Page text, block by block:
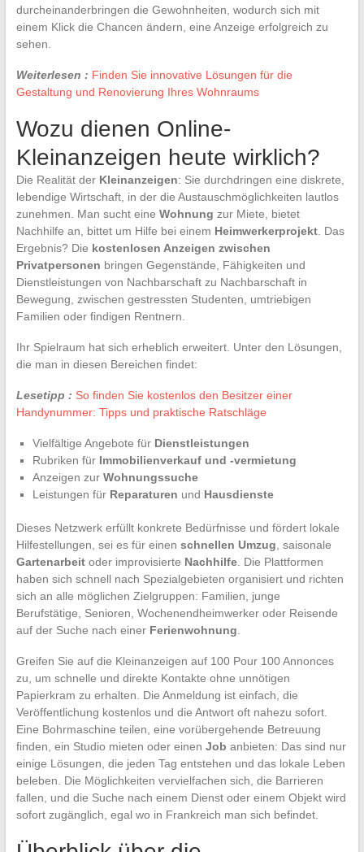
durcheinanderbringen die Gewohnheiten, wodurch sich mit
einem Klick die Chancen ändern, eine Anzeige erfolgreich zu
sehen.
Weiterlesen : Finden Sie innovative Lösungen für die
Gestaltung und Renovierung Ihres Wohnraums
Wozu dienen Online-
Kleinanzeigen heute wirklich?
Die Realität der Kleinanzeigen: Sie durchdringen eine diskrete,
lebendige Wirtschaft, in der die Austauschmöglichkeiten lautlos
zunehmen. Man sucht eine Wohnung zur Miete, bietet
Nachhilfe an, bittet um Hilfe bei einem Heimwerkerprojekt. Das
Ergebnis? Die kostenlosen Anzeigen zwischen
Privatpersonen bringen Gegenstände, Fähigkeiten und
Dienstleistungen von Nachbarschaft zu Nachbarschaft in
Bewegung, zwischen gestressten Studenten, umtriebigen
Familien oder findigen Rentnern.
Ihr Spielraum hat sich erheblich erweitert. Unter den Lösungen,
die man in diesen Bereichen findet:
Lesetipp : So finden Sie kostenlos den Besitzer einer
Handynummer: Tipps und praktische Ratschläge
Vielfältige Angebote für Dienstleistungen
Rubriken für Immobilienverkauf und -vermietung
Anzeigen zur Wohnungssuche
Leistungen für Reparaturen und Hausdienste
Dieses Netzwerk erfüllt konkrete Bedürfnisse und fördert lokale
Hilfestellungen, sei es für einen schnellen Umzug , saisonale
Gartenarbeitoder improvisierte Nachhilfe. Die Plattformen
haben sich schnell nach Spezialgebieten organisiert und richten
sich an alle möglichen Zielgruppen: Familien, junge
Berufstätige, Senioren, Wochenendheimwerker oder Reisende
auf der Suche nach einer Ferienwohnung
Greifen Sie auf die Kleinanzeigen auf 100 Pour 100 Annonces
zu, um schnelle und direkte Kontakte ohne unnötigen
Papierkram zu erhalten. Die Anmeldung ist einfach, die
Veröffentlichung kostenlos und die Antwort oft nahezu sofort.
Eine Bohrmaschine teilen, eine vorübergehende Betreuung
finden, ein Studio mieten oder einen Job anbieten: Das sind nur
einige Lösungen, die jeden Tag entstehen und das lokale Leben
beleben. Die Möglichkeiten vervielfachen sich, die Barrieren
fallen, und die Suche nach einem Dienst oder einem Objekt wird
sofort zugänglich, egal wo in Frankreich man sich befindet.